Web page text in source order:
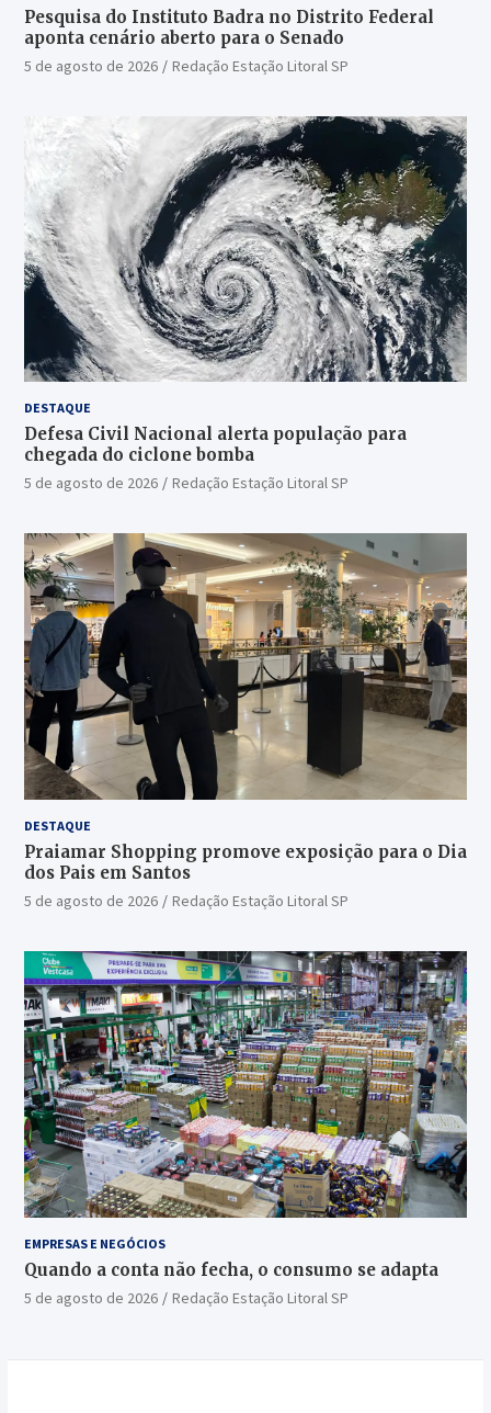
Pesquisa do Instituto Badra no Distrito Federal
aponta cenário aberto para o Senado
5 de agosto de 2026 Redação Estação Litoral SP
DESTAQUE
Defesa Civil Nacional alerta população para
chegada do ciclone bomba
5 de agosto de 2026 Redação Estação Litoral SP
DESTAQUE
Praiamar Shopping promove exposição para o Dia
dos Pais em Santos
5 de agosto de 2026 Redação Estação Litoral SP
EMPRESAS E NEGÓCIOS
Quando a conta não fecha, o consumo se adapta
5 de agosto de 2026 Redação Estação Litoral SP